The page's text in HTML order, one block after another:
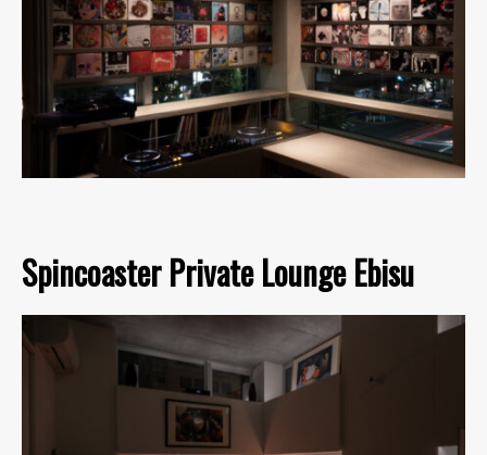
Spincoaster Private Lounge Ebisu